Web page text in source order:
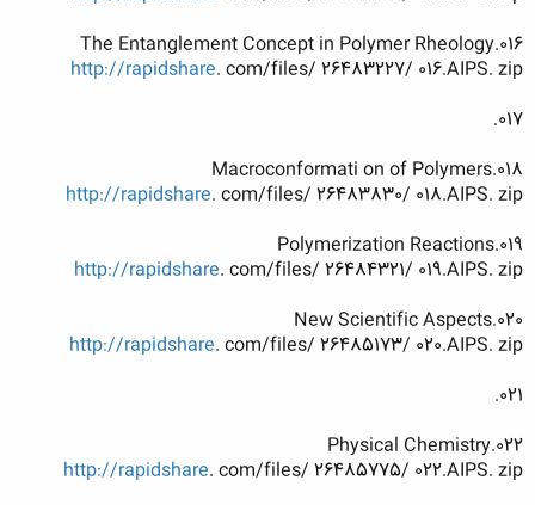
016.The Entanglement Concept in Polymer Rheology
http://rapidshare. com/files/ 26483227/ 016.AIPS. zip
017.
018.Macroconformati on of Polymers
http://rapidshare. com/files/ 26483830/ 018.AIPS. zip
019.Polymerization Reactions
http://rapidshare. com/files/ 26484321/ 019.AIPS. zip
020.New Scientific Aspects
http://rapidshare. com/files/ 26485173/ 020.AIPS. zip
021.
022.Physical Chemistry
http://rapidshare. com/files/ 26485775/ 022.AIPS. zip